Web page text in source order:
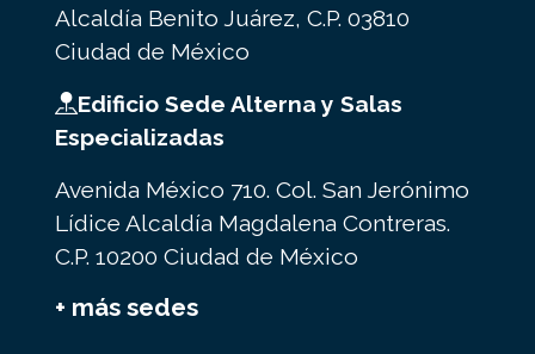
Alcaldía Benito Juárez, C.P. 03810
Ciudad de México
Edificio Sede Alterna y Salas
Especializadas
Avenida México 710. Col. San Jerónimo
Lídice Alcaldía Magdalena Contreras.
C.P. 10200 Ciudad de México
+ más sedes